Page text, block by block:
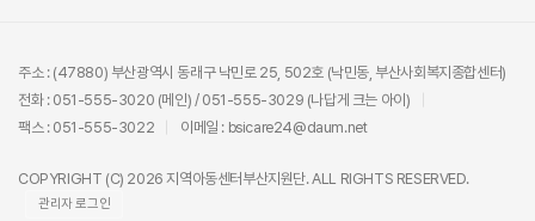
주소 : (47880) 부산광역시 동래구 낙민로 25, 502호 (낙민동, 부산사회복지종합센터)
전화 : 051-555-3020 (메인) / 051-555-3029 (나답게 크는 아이)
팩스 : 051-555-3022
이메일 : bsicare24@daum.net
COPYRIGHT (C) 2026 지역아동센터부산지원단. ALL RIGHTS RESERVED.
관리자 로그인